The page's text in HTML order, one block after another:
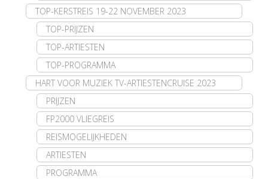
TOP-KERSTREIS 19-22 NOVEMBER 2023
TOP-PRIJZEN
TOP-ARTIESTEN
TOP-PROGRAMMA
HART VOOR MUZIEK TV-ARTIESTENCRUISE 2023
PRIJZEN
FP2000 VLIEGREIS
REISMOGELIJKHEDEN
ARTIESTEN
PROGRAMMA